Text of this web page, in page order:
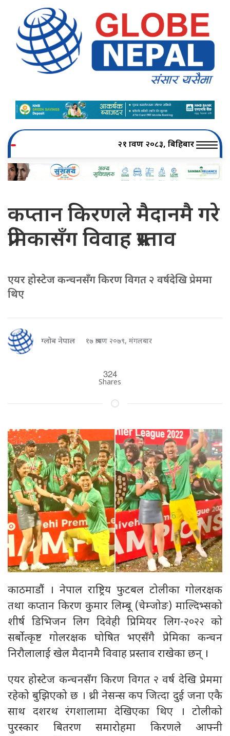
२१ श्रावण २०८३, बिहिबार
कप्तान किरणले मैदानमै गरे
प्रेमिकासँग विवाह प्रस्ताव
एयर होस्टेज कन्चनसँग किरण विगत २ वर्षदेखि प्रेममा
थिए
ग्लोब नेपाल १७ श्रावण २०७९, मंगलबार
324
Shares
काठमाडौं । नेपाल राष्ट्रिय फुटबल टोलीका गोलरक्षक
तथा कप्तान किरण कुमार लिम्बू (चेम्जोङ) माल्दिभ्सको
शीर्ष डिभिजन लिग दिवेही प्रिमियर लिग-२०२२ को
सर्बोत्कृष्ट गोलरक्षक घोषित भएसँगै प्रेमिका कन्चन
निरौलालाई खेल मैदानमै विवाह प्रस्ताव राखेका छन् ।
एयर होस्टेज कन्चनसँग किरण विगत २ वर्ष देखि प्रेममा
रहेको बुझिएको छ । थ्री नेसन्स कप जित्दा दुई जना एकै
साथ दशरथ रंगशालामा देखिएका थिए । टोलीको
पुरस्कार बितरण समारोहमा किरणले आफ्नी